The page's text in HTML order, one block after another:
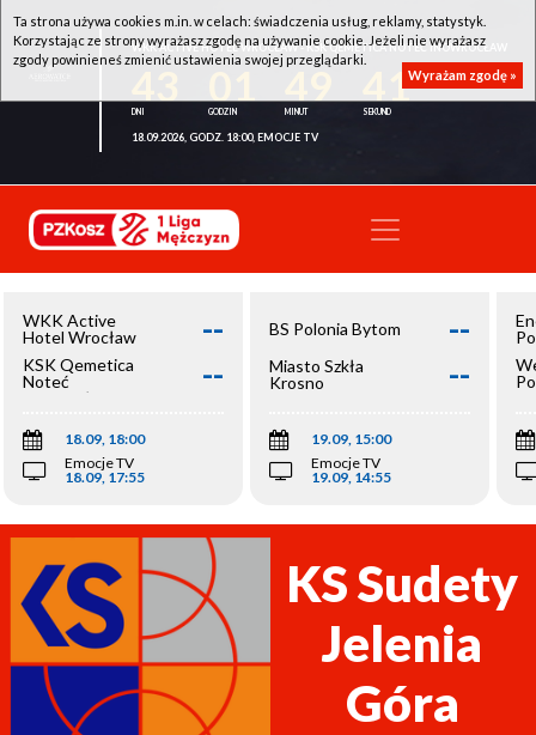
WKK ACTIVE HOTEL WROCŁAW - KSK QEMETICA NOTEĆ INOWROCŁAW
41
18.09.2026, GODZ. 18:00, EMOCJE TV
WKK Active
Hotel Wrocław
--
KSK Qemetica
Noteć
Inowrocław
--
18.09, 18:00
Emocje TV
18.09, 17:55
BS Polonia Bytom --
Miasto Szkła
Krosno
--
19.09, 15:00
Emocje TV
19.09, 14:55
KS Sudety
Jelenia
Góra
Ta strona używa cookies m.in. w celach: świadczenia usług, reklamy, statystyk.
Korzystając ze strony wyrażasz zgodę na używanie cookie. Jeżeli nie wyrażasz
zgody powinieneś zmienić ustawienia swojej przeglądarki.
Wyrażam zgodę »